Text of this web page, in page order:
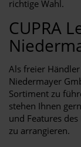
richtige Wahl.
CUPRA
Als freier
Niedermayer
Sortiment zu
stehen Ihnen
und Features
zu arrangieren.